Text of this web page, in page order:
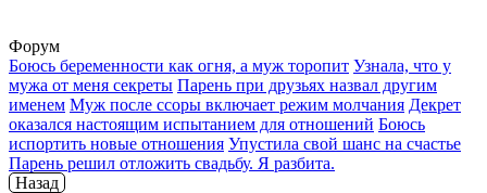
Форум
Боюсь беременности как огня, а муж торопит Узнала, что у
мужа от меня секреты Парень при друзьях назвал другим
именем Муж после ссоры включает режим молчания Декрет
оказался настоящим испытанием для отношений Боюсь
испортить новые отношения Упустила свой шанс на счастье
Парень решил отложить свадьбу. Я разбита.
Назад